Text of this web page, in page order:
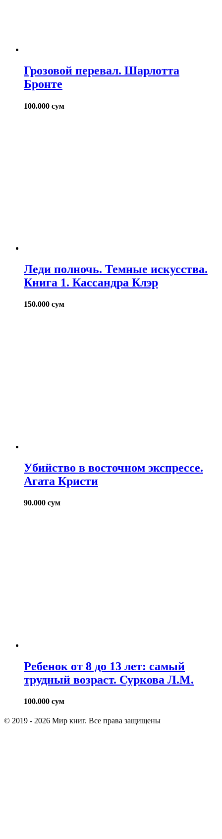
Грозовой перевал. Шарлотта
Бронте
100.000 сум
Леди полночь. Темные искусства.
Книга 1. Кассандра Клэр
150.000 сум
Убийство в восточном экспрессе.
Агата Кристи
90.000 сум
Ребенок от 8 до 13 лет: самый
трудный возраст. Суркова Л.М.
100.000 сум
© 2019 - 2026 Мир книг. Все права защищены